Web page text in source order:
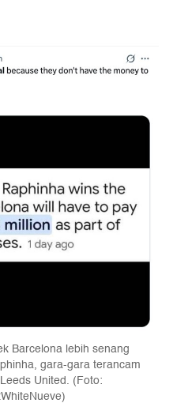
Barcelona lebih senang
gara-gara terancam
United. (Foto: